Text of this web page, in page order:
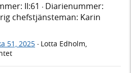
II:61 · Diarienummer:
chefstjänsteman: Karin
51, 2025 · Lotta Edholm,